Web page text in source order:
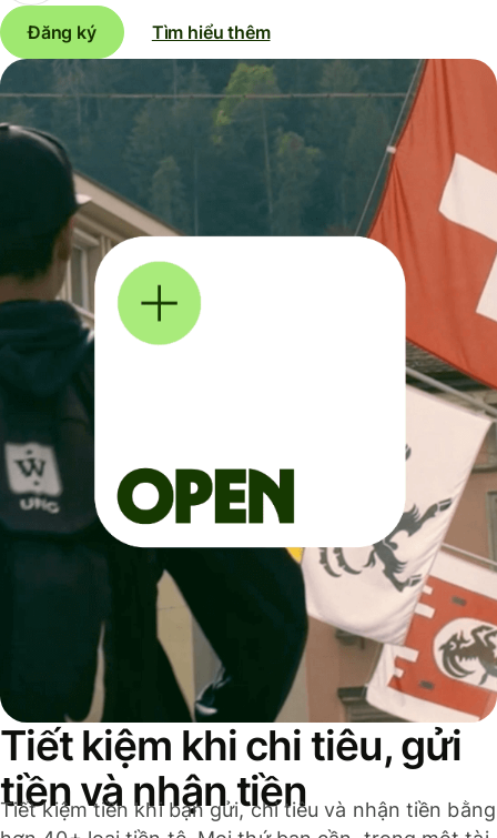
Đăng ký Tìm hiểu thêm
Tiết kiệm khi chi tiêu, gửi
tiền và nhận tiền
Tiết kiệm tiền khi bạn gửi, chi tiêu và nhận tiền bằng